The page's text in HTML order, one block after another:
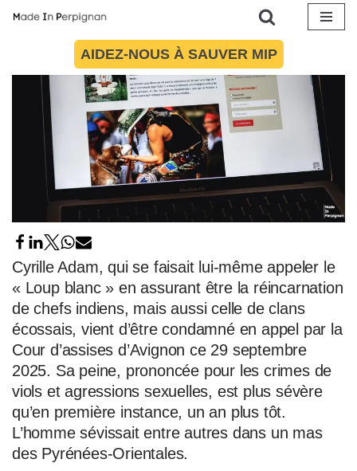
contenu
AIDEZ-NOUS À SAUVER MIP
Cyrille Adam, qui se faisait lui-même appeler le
« Loup blanc » en assurant être la réincarnation
de chefs indiens, mais aussi celle de clans
écossais, vient d’être condamné en appel par la
Cour d’assises d’Avignon ce 29 septembre
2025. Sa peine, prononcée pour les crimes de
viols et agressions sexuelles, est plus sévère
qu’en première instance, un an plus tôt.
L’homme sévissait entre autres dans un mas
des Pyrénées-Orientales.